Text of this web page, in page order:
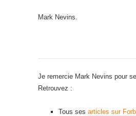
Mark Nevins.
Je remercie Mark Nevins pour
Retrouvez :
Tous ses articles sur